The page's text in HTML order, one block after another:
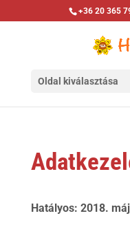
+36 20 365
Oldal kiválasztása
Hatályos: 2018.